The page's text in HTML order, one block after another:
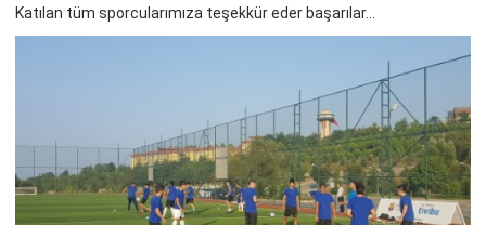
Katılan tüm sporcularımıza teşekkür eder başarılar...